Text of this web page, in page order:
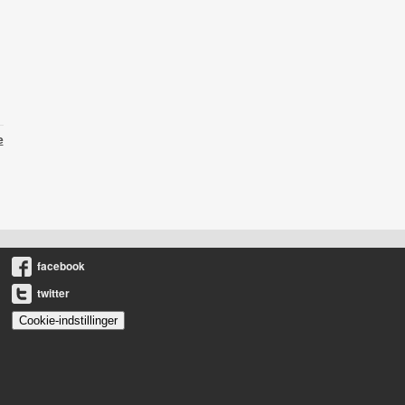
facebook
twitter
Cookie-indstillinger